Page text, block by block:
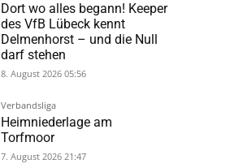
Dort wo alles begann! Keeper
des VfB Lübeck kennt
Delmenhorst – und die Null
darf stehen
8. August 2026 05:56
Verbandsliga
Heimniederlage am
Torfmoor
7. August 2026 21:47